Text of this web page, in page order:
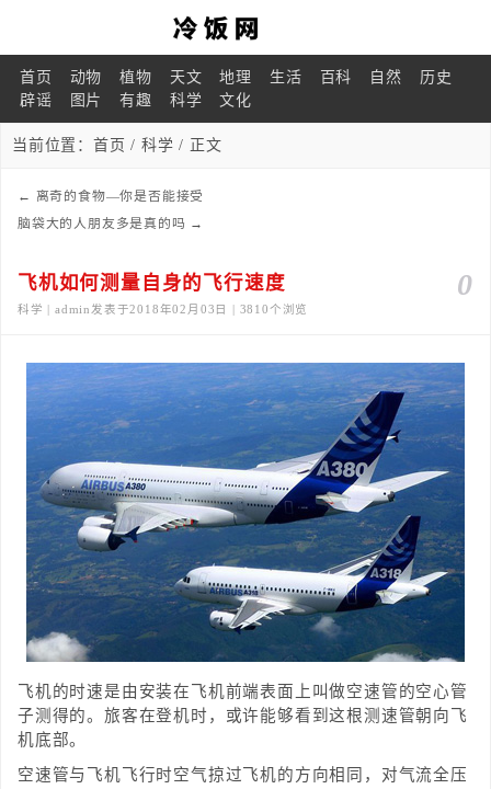
首页 动物 植物 天文 地理 生活 百科 自然
历史
辟谣
图片 有趣 科学 文化
当前位置： 首页 /科学 / 正文
← 离奇的食物—你是否能接受
脑袋大的人朋友多是真的吗 →
0
飞机如何测量自身的飞行速度
科学 | admin发表于2018年02月03日 | 3810个浏览
飞机的时速是由安装在飞机前端表面上叫做空速管的空心管
子测得的。旅客在登机时，或许能够看到这根测速管朝向飞
机底部。
空速管与飞机飞行时空气掠过飞机的方向相同，对气流全压